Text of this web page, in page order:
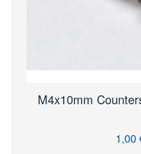
M4x10mm
1,00